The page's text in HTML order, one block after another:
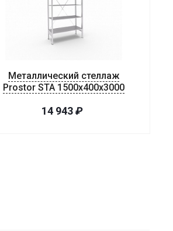
Металлический стеллаж
Prostor STA 1500х400х3000
14 943₽